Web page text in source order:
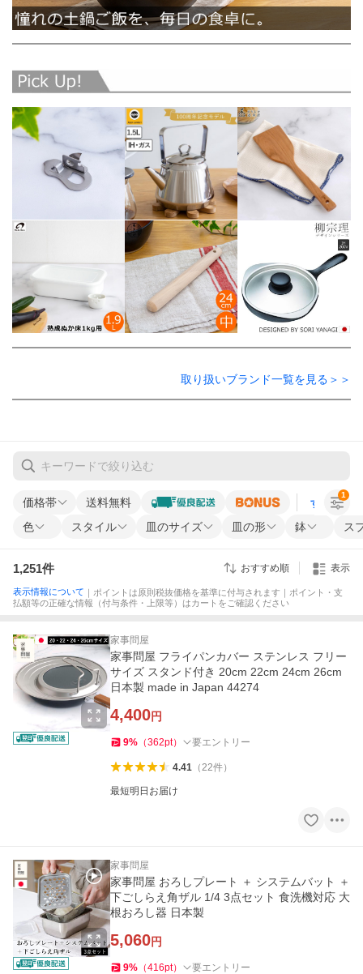
取り扱いブランド一覧を見る＞＞
価格帯 送料無料 すべての条
色 スタイル 皿のサイズ 皿の形 鉢 ス
1
1,251件 おすすめ順 表示
表示情報について ｜ポイントは原則税抜価格を基準に付与されます｜ポイント・支
払額等の正確な情報（付与条件・上限等）はカートをご確認ください
家事問屋
家事問屋 フライパンカバー ステンレス フリー
サイズ スタンド付き 20cm 22cm 24cm 26cm
日本製 made in Japan 44274
4,400円
9% （362pt） 要エントリー
4.41 （ 22件）
最短明日お届け
家事問屋
家事問屋 おろしプレート ＋ システムバット ＋
下ごしらえ角ザル 1/4 3点セット 食洗機対応 大
根おろし器 日本製
5,060円
9% （416pt） 要エントリー